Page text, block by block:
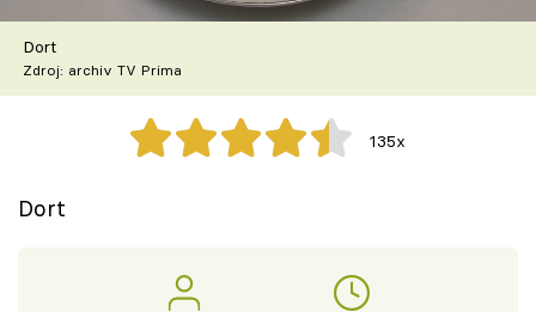
Škola vaření
Recepty z TV
Speciál: Cuketa
Těhotnej kuchař
Dort
Zdroj: archiv TV Prima
135x
Dort